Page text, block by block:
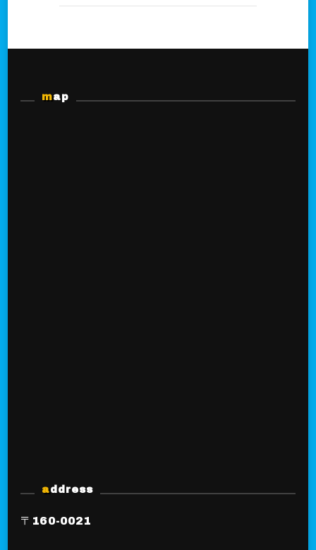
map
address
〒160-0021